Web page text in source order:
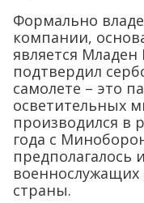
Формально
компании,
является
подтвердил
самолете – это
осветительных
производился в
года с
предполагалось
военнослужащих
страны.